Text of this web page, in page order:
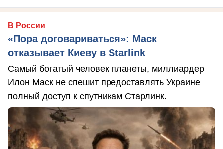
В России
«Пора договариваться»: Маск
отказывает Киеву в Starlink
Самый богатый человек планеты, миллиардер
Илон Маск не спешит предоставлять Украине
полный доступ к спутникам Старлинк.